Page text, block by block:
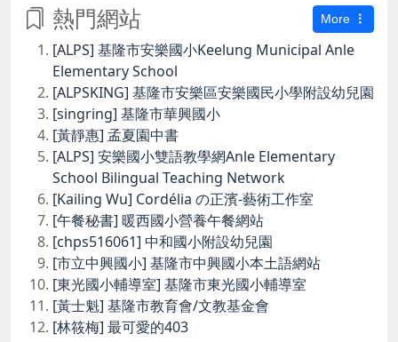
熱門網站 More
[ALPS] 基隆市安樂國小Keelung Municipal Anle
Elementary School
[ALPSKING] 基隆市安樂區安樂國民小學附設幼兒園
[singring] 基隆市華興國小
[黃靜惠] 孟夏園中書
[ALPS] 安樂國小雙語教學網Anle Elementary
School Bilingual Teaching Network
[Kailing Wu] Cordélia の正濱-藝術工作室
[午餐秘書] 暖西國小營養午餐網站
[chps516061] 中和國小附設幼兒園
[市立中興國小] 基隆市中興國小本土語網站
[東光國小輔導室] 基隆市東光國小輔導室
[黃士魁] 基隆市教育會/文教基金會
[林筱梅] 最可愛的403